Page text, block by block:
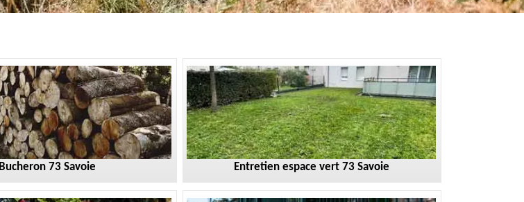
Bucheron 73 Savoie Entretien espace vert 73 Savoie